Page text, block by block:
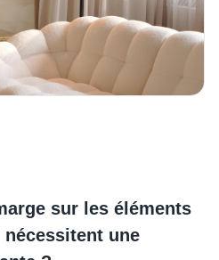
sur les éléments
une